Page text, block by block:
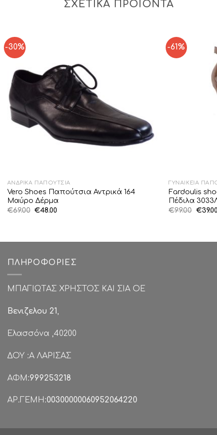
ΣΧΕΤΙΚΆ ΠΡΟΪΌΝΤΑ
-30%
ΑΝΔΡΙΚΆ ΠΑΠΟΎΤΣΙΑ
Vero Shoes Παπούτσια Αντρικά 164
Μαύρο Δέρμα
€69.00 Original
€48.00
-61%
ΓΥΝΑΙΚΕΊΑ
Fardoulis
Πέδιλα
€99.00 €39.00
ΠΛΗΡΟΦΟΡΊΕΣ
ΜΠΑΓΙΩΤΑΣ ΧΡΗΣΤΟΣ ΚΑΙ ΣΙΑ ΟΕ
Βενιζελου 21,
Ελασσόνα ,40200
ΔΟΥ :Α ΛΑΡΙΣΑΣ
ΑΦΜ:999253218
ΑΡ.ΓΕΜΗ:00300000060952064220